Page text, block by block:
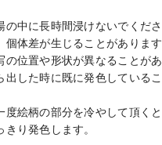
の中に長時間浸けないでくださ
個体差が生じることがあります
の位置や形状が異なることがあ
出した時に既に発色している
度絵柄の部分を冷やして頂く
り発色します。